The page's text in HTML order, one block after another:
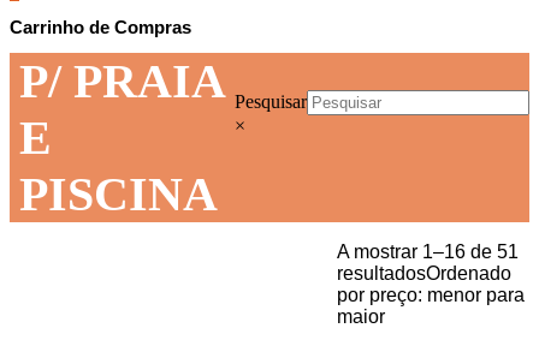
Carrinho de Compras
Pesquisar
×
P/ PRAIA
E
PISCINA
A mostrar 1–16 de 51
resultadosOrdenado
por preço: menor para
maior